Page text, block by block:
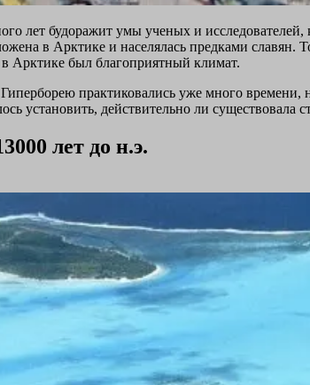
лет будоражит умы ученых и исследователей,
в Арктике и населялась предками
Арктике был благоприятный климат.
практиковались уже много
установить, действительно ли существовала
лет до н.э.